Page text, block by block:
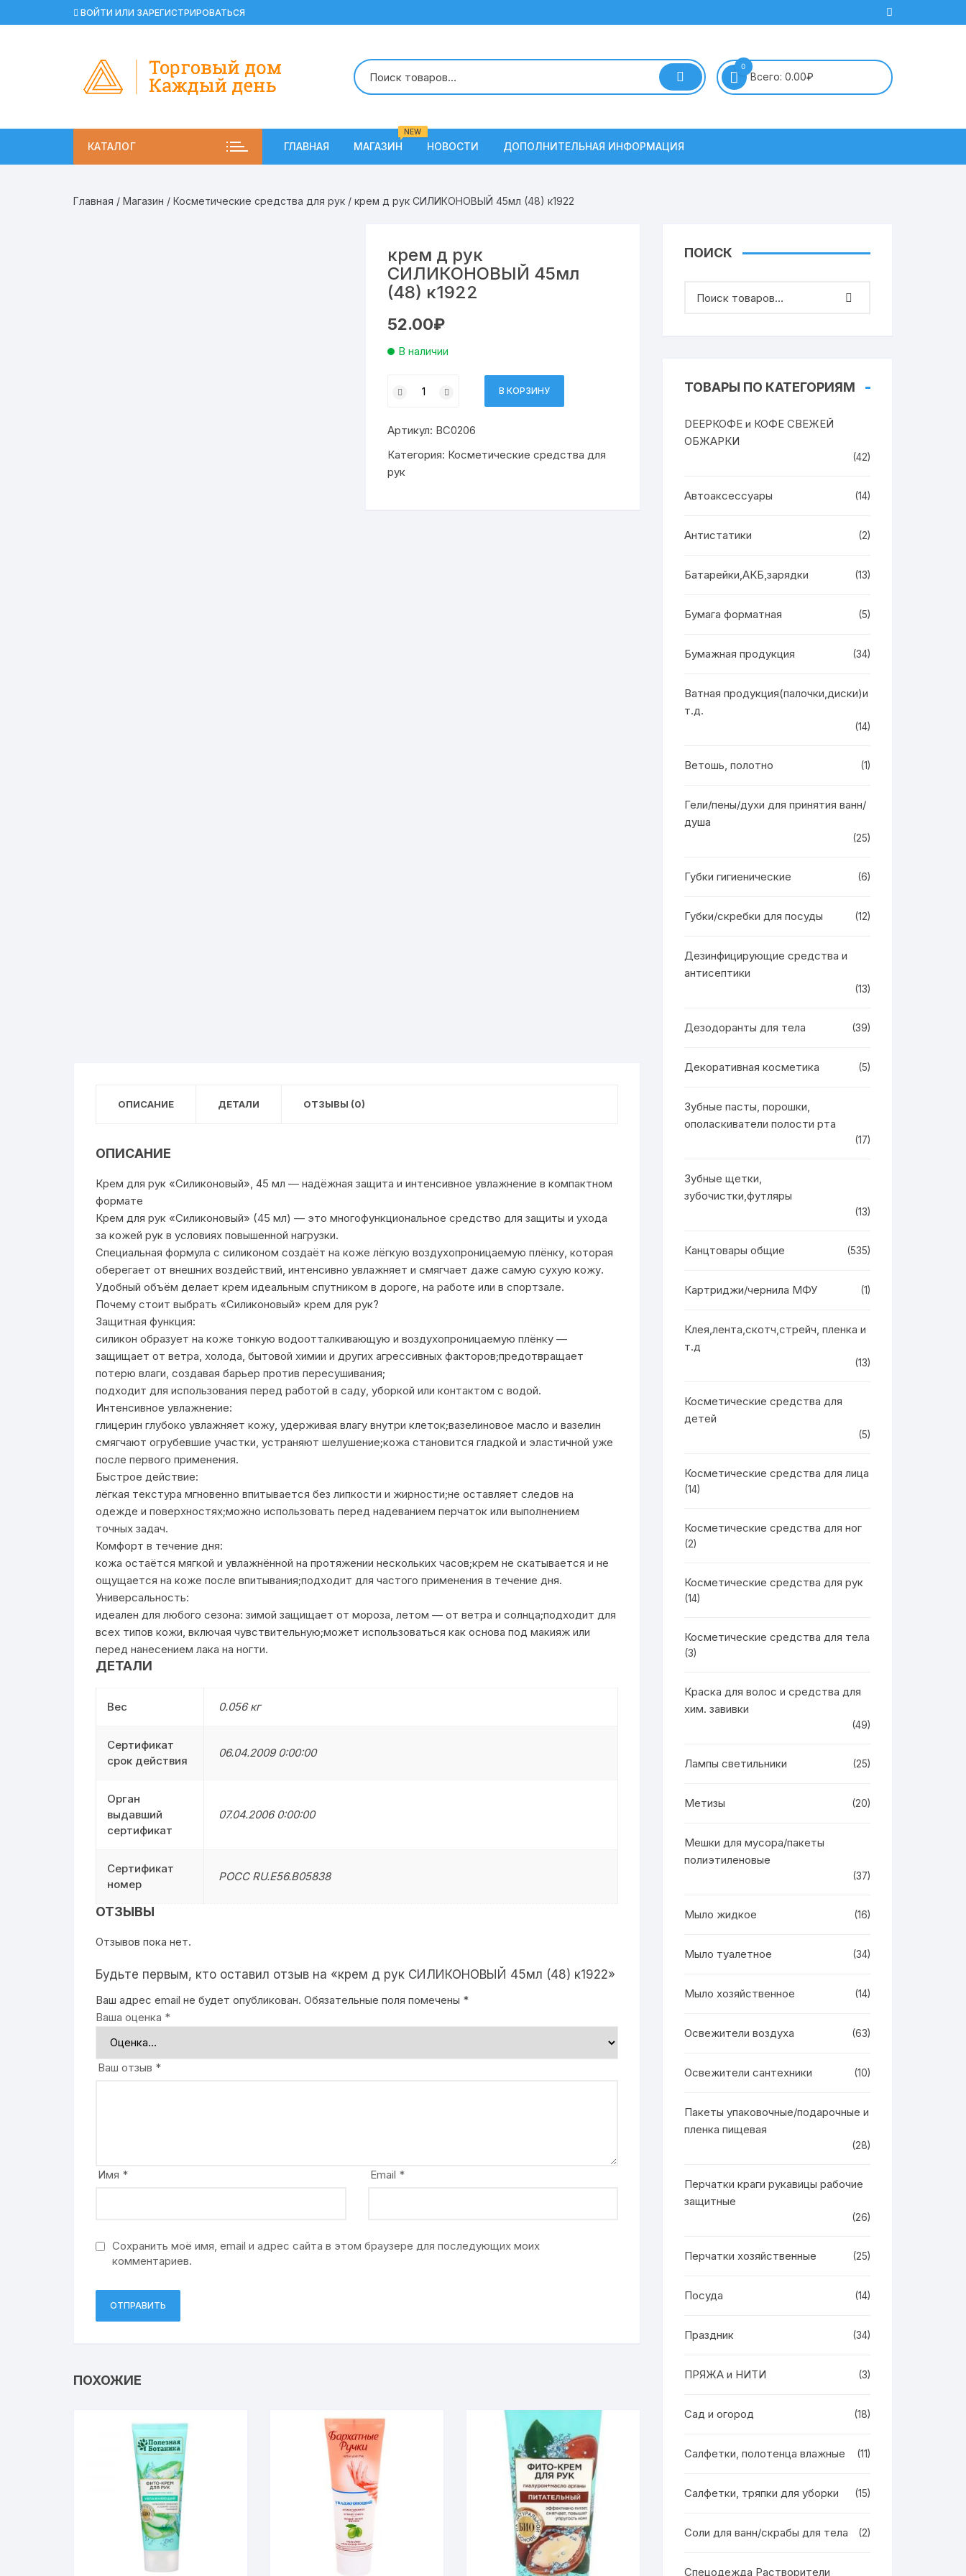
к
ВОЙТИ ИЛИ ЗАРЕГИСТРИРОВАТЬСЯ
0
Всего: 0.00₽
КАТАЛОГ ГЛАВНАЯ МАГАЗИН
NEW
НОВОСТИ ДОПОЛНИТЕЛЬНАЯ ИНФОРМАЦИЯ
Главная / Магазин / Косметические средства для рук / крем д рук СИЛИКОНОВЫЙ 45мл (48) к1922
крем д рук
СИЛИКОНОВЫЙ 45мл
(48) к1922
52.00₽
В наличии
товара
д
рук
СИЛИКОНОВЫЙ
В КОРЗИНУ
Артикул: ВС0206
Категория: Косметические средства для
рук
ОПИСАНИЕ ДЕТАЛИ ОТЗЫВЫ (0)
ОПИСАНИЕ
Крем для рук «Силиконовый», 45 мл — надёжная защита и интенсивное увлажнение в компактном
формате
Крем для рук «Силиконовый» (45 мл) — это многофункциональное средство для защиты и ухода
за кожей рук в условиях повышенной нагрузки.
Специальная формула с силиконом создаёт на коже лёгкую воздухопроницаемую плёнку, которая
оберегает от внешних воздействий, интенсивно увлажняет и смягчает даже самую сухую кожу.
Удобный объём делает крем идеальным спутником в дороге, на работе или в спортзале.
Почему стоит выбрать «Силиконовый» крем для рук?
Защитная функция:
силикон образует на коже тонкую водоотталкивающую и воздухопроницаемую плёнку —
защищает от ветра, холода, бытовой химии и других агрессивных факторов;предотвращает
потерю влаги, создавая барьер против пересушивания;
подходит для использования перед работой в саду, уборкой или контактом с водой.
Интенсивное увлажнение:
глицерин глубоко увлажняет кожу, удерживая влагу внутри клеток;вазелиновое масло и вазелин
смягчают огрубевшие участки, устраняют шелушение;кожа становится гладкой и эластичной уже
после первого применения.
Быстрое действие:
лёгкая текстура мгновенно впитывается без липкости и жирности;не оставляет следов на
одежде и поверхностях;можно использовать перед надеванием перчаток или выполнением
точных задач.
Комфорт в течение дня:
кожа остаётся мягкой и увлажнённой на протяжении нескольких часов;крем не скатывается и не
ощущается на коже после впитывания;подходит для частого применения в течение дня.
Универсальность:
идеален для любого сезона: зимой защищает от мороза, летом — от ветра и солнца;подходит для
всех типов кожи, включая чувствительную;может использоваться как основа под макияж или
перед нанесением лака на ногти.
ДЕТАЛИ
Вес 0.056 кг
Сертификат
срок действия
06.04.2009 0:00:00
Орган
выдавший
сертификат
07.04.2006 0:00:00
Сертификат
номер
РОСС RU.Е56.В05838
ОТЗЫВЫ
Отзывов пока нет.
Будьте первым, кто оставил отзыв на «крем д рук СИЛИКОНОВЫЙ 45мл (48) к1922»
Ваш адрес email не будет опубликован. Обязательные поля помечены *
Ваша оценка *
Ваш отзыв *
Имя * Email *
Сохранить моё имя, email и адрес сайта в этом браузере для последующих моих
комментариев.
ПОХОЖИЕ
ПОИСК
ТОВАРЫ ПО КАТЕГОРИЯМ
DEEPКОФЕ и КОФЕ СВЕЖЕЙ
ОБЖАРКИ
(42)
Автоаксессуары (14)
Антистатики (2)
Батарейки,АКБ,зарядки (13)
Бумага форматная (5)
Бумажная продукция (34)
Ватная продукция(палочки,диски)и
т.д.
(14)
Ветошь, полотно (1)
Гели/пены/духи для принятия ванн/
душа
(25)
Губки гигиенические (6)
Губки/скребки для посуды (12)
Дезинфицирующие средства и
антисептики
(13)
Дезодоранты для тела (39)
Декоративная косметика (5)
Зубные пасты, порошки,
ополаскиватели полости рта
(17)
Зубные щетки,
зубочистки,футляры
(13)
Канцтовары общие (535)
Картриджи/чернила МФУ (1)
Клея,лента,скотч,стрейч, пленка и
т.д
(13)
Косметические средства для
детей
(5)
Косметические средства для лица
(14)
Косметические средства для ног
(2)
Косметические средства для рук
(14)
Косметические средства для тела
(3)
Краска для волос и средства для
хим. завивки
(49)
Лампы светильники (25)
Метизы (20)
Мешки для мусора/пакеты
полиэтиленовые
(37)
Мыло жидкое (16)
Мыло туалетное (34)
Мыло хозяйственное (14)
Освежители воздуха (63)
Освежители сантехники (10)
Пакеты упаковочные/подарочные и
пленка пищевая
(28)
Перчатки краги рукавицы рабочие
защитные
(26)
Перчатки хозяйственные (25)
Посуда (14)
Праздник (34)
ПРЯЖА и НИТИ (3)
Сад и огород (18)
Салфетки, полотенца влажные (11)
Салфетки, тряпки для уборки (15)
Соли для ванн/скрабы для тела (2)
Спецодежда Растворители